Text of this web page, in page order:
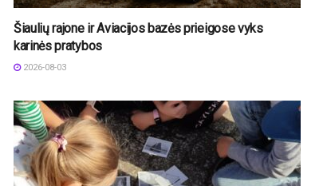
Šiaulių rajone ir Aviacijos bazės prieigose vyks
karinės pratybos
2026-08-03